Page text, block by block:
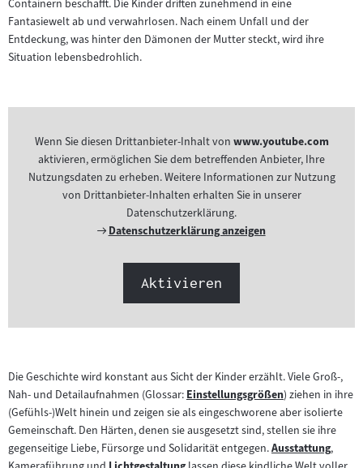
Containern beschafft. Die Kinder driften zunehmend in eine
Fantasiewelt ab und verwahrlosen. Nach einem Unfall und der
Entdeckung, was hinter den Dämonen der Mutter steckt, wird ihre
Situation lebensbedrohlich.
Wenn Sie diesen Drittanbieter-Inhalt von www.youtube.com
aktivieren, ermöglichen Sie dem betreffenden Anbieter, Ihre
Nutzungsdaten zu erheben. Weitere Informationen zur Nutzung
von Drittanbieter-Inhalten erhalten Sie in unserer
Datenschutzerklärung.
Externer
Datenschutzerklärung anzeigen
Aktivieren
Die Geschichte wird konstant aus Sicht der Kinder erzählt. Viele Groß-,
Nah- und Detailaufnahmen (Glossar:Zum
Inhalt:
Einstellungsgrößen) ziehen in ihre
(Gefühls-)Welt hinein und zeigen sie als eingeschworene aber isolierte
Gemeinschaft. Den Härten, denen sie ausgesetzt sind, stellen sie ihre
gegenseitige Liebe, Fürsorge und Solidarität entgegen.Zum
Ausstattung,